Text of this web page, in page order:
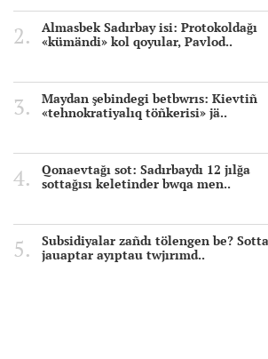
Almasbek Sadırbay isi: Protokoldağı
«kümändi» kol qoyular, Pavlod..
Maydan şebindegi betbwrıs: Kievtiñ
«tehnokratiyalıq töñkerisi» jä..
Qonaevtağı sot: Sadırbaydı 12 jılğa
sottağısı keletinder bwqa men..
Subsidiyalar zañdı tölengen be?
jauaptar ayıptau twjırımd..